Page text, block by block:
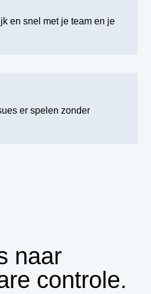
en snel met je team en je
er spelen zonder
naar
controle.